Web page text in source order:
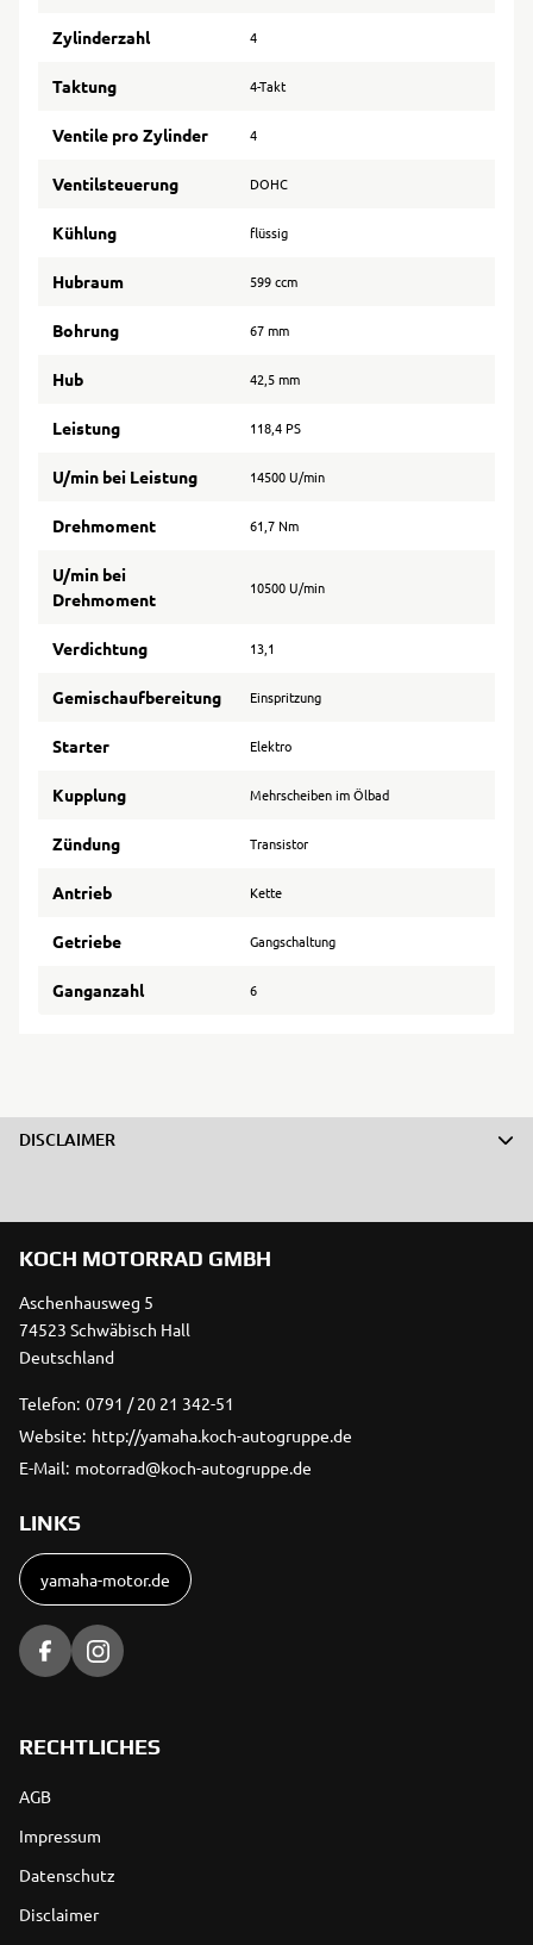
Zylinderzahl 4
Taktung 4-Takt
Ventile pro Zylinder 4
Ventilsteuerung DOHC
Kühlung flüssig
Hubraum 599 ccm
Bohrung 67 mm
Hub 42,5 mm
Leistung 118,4 PS
U/min bei Leistung 14500 U/min
Drehmoment 61,7 Nm
U/min bei
Drehmoment
10500 U/min
Verdichtung 13,1
Gemischaufbereitung Einspritzung
Starter Elektro
Kupplung Mehrscheiben im Ölbad
Zündung Transistor
Antrieb Kette
Getriebe Gangschaltung
Ganganzahl 6
DISCLAIMER
KOCH MOTORRAD GMBH
Aschenhausweg 5
74523 Schwäbisch Hall
Deutschland
Telefon: 0791 / 20 21 342-51
Website: http://yamaha.koch-autogruppe.de
E-Mail: motorrad@koch-autogruppe.de
LINKS
yamaha-motor.de
RECHTLICHES
AGB
Impressum
Datenschutz
Disclaimer